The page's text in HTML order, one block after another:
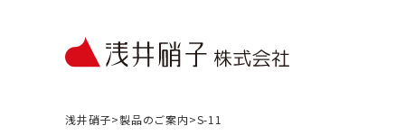
浅井硝子>製品のご案内>S-11